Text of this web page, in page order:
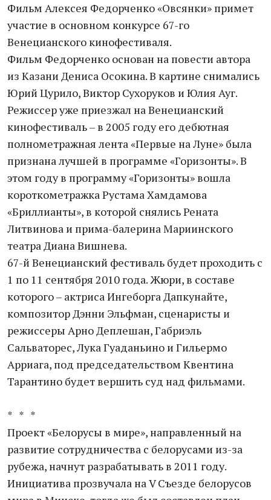
Фильм Алексея Федорченко «Овсянки» примет
участие в основном конкурсе 67-го
Венецианского кинофестиваля.
Фильм Федорченко основан на повести автора
из Казани Дениса Осокина. В картине снимались
Юрий Цурило, Виктор Сухоруков и Юлия Ауг.
Режиссер уже приезжал на Венецианский
кинофестиваль – в 2005 году его дебютная
полнометражная лента «Первые на Луне» была
признана лучшей в программе «Горизонты». В
этом году в программу «Горизонты» вошла
короткометражка Рустама Хамдамова
«Бриллианты», в которой снялись Рената
Литвинова и прима-балерина Мариинского
театра Диана Вишнева.
67-й Венецианский фестиваль будет проходить с
1 по 11 сентября 2010 года. Жюри, в составе
которого – актриса Ингеборга Дапкунайте,
композитор Дэнни Эльфман, сценаристы и
режиссеры Арно Деплешан, Габриэль
Сальваторес, Лука Гуаданьино и Гильермо
Арриага, под председательством Квентина
Тарантино будет вершить суд над фильмами.
* * *
Проект «Белорусы в мире», направленный на
развитие сотрудничества с белорусами из-за
рубежа, начнут разрабатывать в 2011 году.
Инициатива прозвучала на V Съезде белорусов